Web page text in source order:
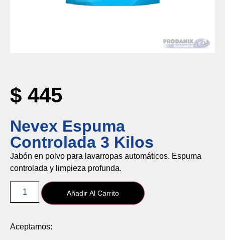
Nevex Espuma
Controlada 3 Kilos
$ 445
Jabón en polvo para lavarropas automáticos. Espuma
controlada y limpieza profunda.
Añadir Al Carrito
Aceptamos: